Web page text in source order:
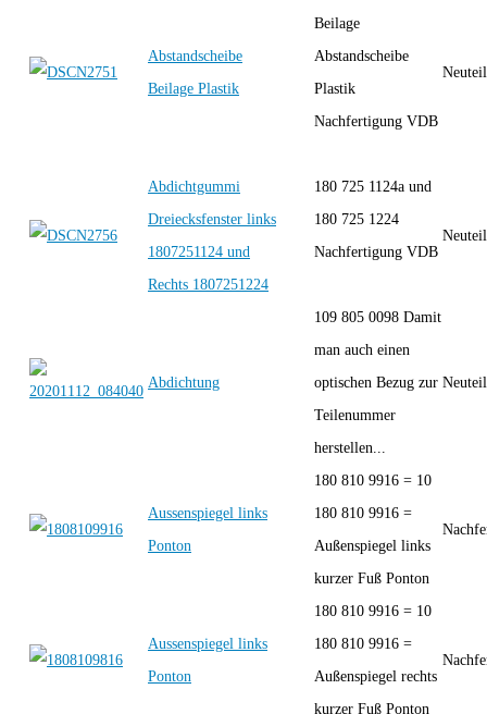
Abstandscheibe
Beilage Plastik
Beilage
Abstandscheibe
Plastik
Nachfertigung VDB
Abdichtgummi
Dreiecksfenster links
1807251124 und
Rechts 1807251224
180 725 1124a und
180 725 1224
Nachfertigung VDB
Abdichtung
109 805 0098 Damit
man auch einen
optischen Bezug zur
Teilenummer
herstellen...
Aussenspiegel links
Ponton
180 810 9916 = 10
180 810 9916 =
Außenspiegel links
kurzer Fuß Ponton
Aussenspiegel links
Ponton
180 810 9916 = 10
180 810 9916 =
Außenspiegel rechts
kurzer Fuß Ponton